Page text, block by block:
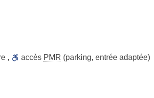
, accès PMR (parking, entrée adaptée)